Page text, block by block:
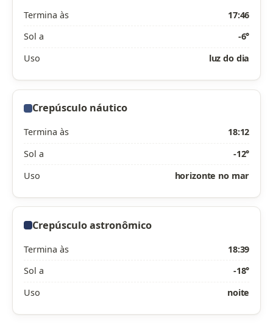
Termina às
17:46
Sol a
-6°
Uso
luz do dia
Crepúsculo náutico
Termina às
18:12
Sol a
-12°
Uso
horizonte no mar
Crepúsculo astronômico
Termina às
18:39
Sol a
-18°
Uso
noite